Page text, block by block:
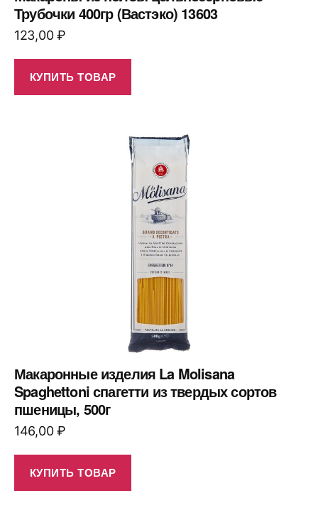
Трубочки 400гр (Вастэко) 13603
123,00₽
КУПИТЬ ТОВАР
Макаронные изделия La Molisana
Spaghettoni спагетти из твердых сортов
пшеницы, 500г
146,00₽
КУПИТЬ ТОВАР